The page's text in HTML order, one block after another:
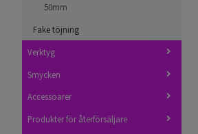
50mm
Fake töjning
Verktyg
Smycken
Accessoarer
Produkter för återförsäljare